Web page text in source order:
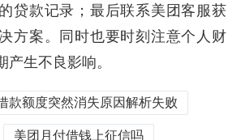
贷款记录；最后联系美团客服获
方案。同时也要时刻注意个人财
生不良影响。
款额度突然消失原因解析失败
美团月付借钱上征信吗